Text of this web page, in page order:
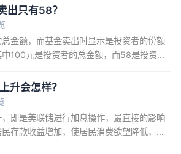
安上证科创板5...
出只有58？
金额，而基金卖出时显示是投资者的份额
中100元是投资者的总金额，而58是投资者
。基金是按交易日收盘时的净值计算的，
升会怎样？
即是美联储进行加息操作，最直接的影响
存款收益增加，使居民消费欲望降低，增